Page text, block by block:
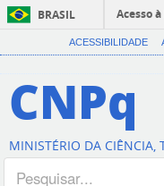
BRASIL
Acesso
ACESSIBILIDADE
CNPq
MINISTÉRIO DA CIÊNCIA,